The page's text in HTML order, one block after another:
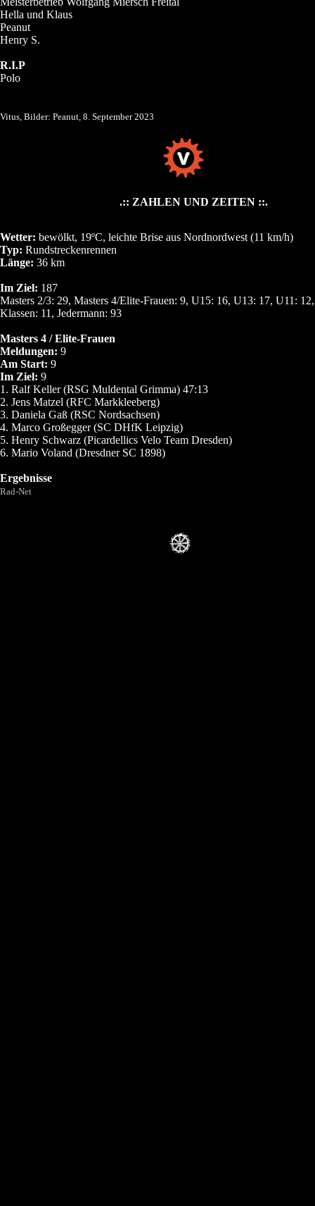
Hella und Klaus
Peanut
Henry S.
R.I.P
Polo
Vitus, Bilder: Peanut, 8. September 2023
.:: ZAHLEN UND ZEITEN ::.
Wetter: bewölkt, 19ºC, leichte Brise aus Nordnordwest (11 km/h)
Typ: Rundstreckenrennen
Länge: 36 km
Im Ziel: 187
Masters 2/3: 29, Masters 4/Elite-Frauen: 9, U15: 16, U13: 17, U11:
Klassen: 11, Jedermann: 93
Masters 4 / Elite-Frauen
Meldungen: 9
Am Start: 9
Im Ziel: 9
1. Ralf Keller (RSG Muldental Grimma) 47:13
2. Jens Matzel (RFC Markkleeberg)
3. Daniela Gaß (RSC Nordsachsen)
4. Marco Großegger (SC DHfK Leipzig)
5. Henry Schwarz (Picardellics Velo Team Dresden)
6. Mario Voland (Dresdner SC 1898)
Ergebnisse
Rad-Net